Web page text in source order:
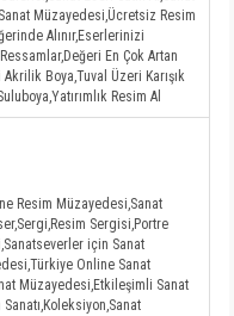
Müzayedesi,Ücretsiz Resim
Alınır,Eserlerinizi
En Çok Artan
Boya,Tuval Üzeri Karışık
Resim Al
Resim Müzayedesi,Sanat
Sergisi,Portre
için Sanat
Online Sanat
Müzayedesi,Etkileşimli Sanat